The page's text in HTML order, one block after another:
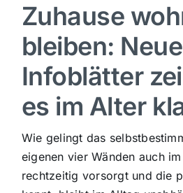
Politik
Wirtschaft
Sport
Kultur
Zuhause
bleiben: Neue
Infoblätter
es im Alter
Wie gelingt das
eigenen vier Wänden auch
rechtzeitig vorsorgt und die